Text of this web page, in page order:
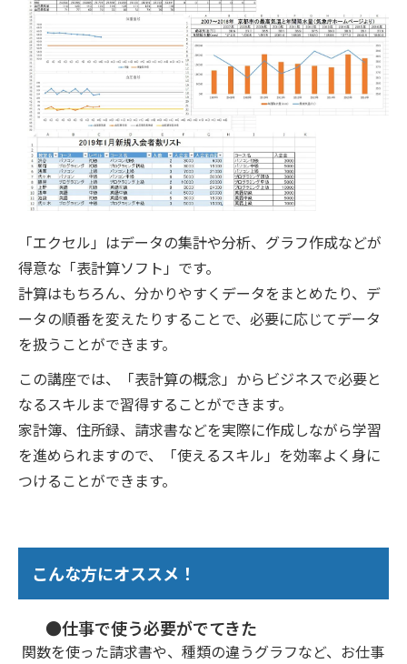
「エクセル」はデータの集計や分析、グラフ作成などが
得意な「表計算ソフト」です。
計算はもちろん、分かりやすくデータをまとめたり、デ
ータの順番を変えたりすることで、必要に応じてデータ
を扱うことができます。
この講座では、「表計算の概念」からビジネスで必要と
なるスキルまで習得することができます。
家計簿、住所録、請求書などを実際に作成しながら学習
を進められますので、「使えるスキル」を効率よく身に
つけることができます。
こんな方にオススメ！
●仕事で使う必要がでてきた
関数を使った請求書や、種類の違うグラフなど、お仕事